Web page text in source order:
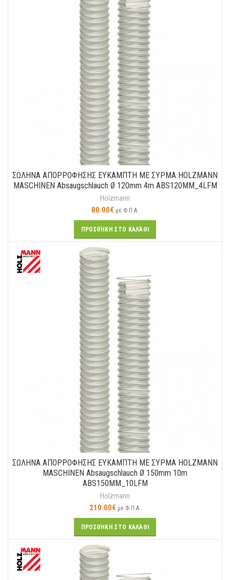
ΣΩΛΗΝΑ ΑΠΟΡΡΟΦΗΣΗΣ ΕΥΚΑΜΠΤΗ ΜΕ ΣΥΡΜΑ HOLZMANN
MASCHINEN Absaugschlauch Ø 120mm 4m ABS120MM_4LFM
Holzmann
80.00€ με Φ.Π.Α.
ΠΡΟΣΘΉΚΗ ΣΤΟ ΚΑΛΆΘΙ
ΣΩΛΗΝΑ ΑΠΟΡΡΟΦΗΣΗΣ ΕΥΚΑΜΠΤΗ ΜΕ ΣΥΡΜΑ HOLZMANN
MASCHINEN Absaugschlauch Ø 150mm 10m
ABS150MM_10LFM
Holzmann
210.00€ με Φ.Π.Α.
ΠΡΟΣΘΉΚΗ ΣΤΟ ΚΑΛΆΘΙ